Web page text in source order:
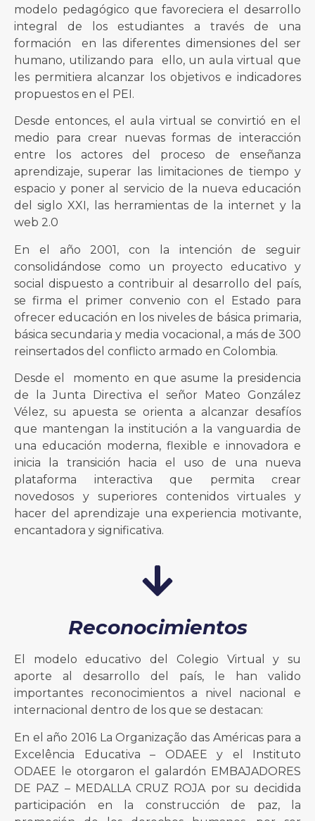
modelo pedagógico que favoreciera el desarrollo
integral de los estudiantes a través de una
formación en las diferentes dimensiones del ser
humano, utilizando para ello, un aula virtual que
les permitiera alcanzar los objetivos e indicadores
propuestos en el PEI.
Desde entonces, el aula virtual se convirtió en el
medio para crear nuevas formas de interacción
entre los actores del proceso de enseñanza
aprendizaje, superar las limitaciones de tiempo y
espacio y poner al servicio de la nueva educación
del siglo XXI, las herramientas de la internet y la
web 2.0
En el año 2001, con la intención de seguir
consolidándose como un proyecto educativo y
social dispuesto a contribuir al desarrollo del país,
se firma el primer convenio con el Estado para
ofrecer educación en los niveles de básica primaria,
básica secundaria y media vocacional, a más de 300
reinsertados del conflicto armado en Colombia.
Desde el momento en que asume la presidencia
de la Junta Directiva el señor Mateo González
Vélez, su apuesta se orienta a alcanzar desafíos
que mantengan la institución a la vanguardia de
una educación moderna, flexible e innovadora e
inicia la transición hacia el uso de una nueva
plataforma interactiva que permita crear
novedosos y superiores contenidos virtuales y
hacer del aprendizaje una experiencia motivante,
encantadora y significativa.
Reconocimientos
El modelo educativo del Colegio Virtual y su
aporte al desarrollo del país, le han valido
importantes reconocimientos a nivel nacional e
internacional dentro de los que se destacan:
En el año 2016 La Organização das Américas para a
Excelência Educativa – ODAEE y el Instituto
ODAEE le otorgaron el galardón EMBAJADORES
DE PAZ – MEDALLA CRUZ ROJA por su decidida
participación en la construcción de paz, la